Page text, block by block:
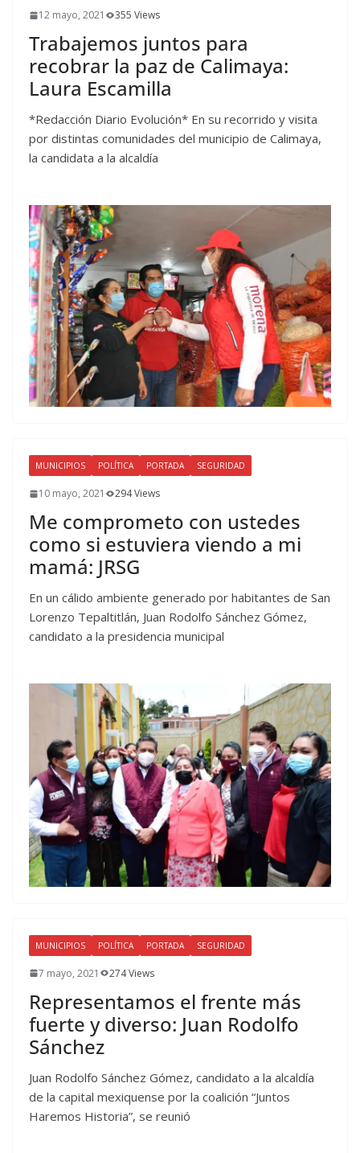
12 mayo, 2021 355 Views
Trabajemos juntos para
recobrar la paz de Calimaya:
Laura Escamilla
*Redacción Diario Evolución* En su recorrido y visita
por distintas comunidades del municipio de Calimaya,
la candidata a la alcaldía
MUNICIPIOS POLÍTICA PORTADA SEGURIDAD
10 mayo, 2021 294 Views
Me comprometo con ustedes
como si estuviera viendo a mi
mamá: JRSG
En un cálido ambiente generado por habitantes de San
Lorenzo Tepaltitlán, Juan Rodolfo Sánchez Gómez,
candidato a la presidencia municipal
MUNICIPIOS POLÍTICA PORTADA SEGURIDAD
7 mayo, 2021 274 Views
Representamos el frente más
fuerte y diverso: Juan Rodolfo
Sánchez
Juan Rodolfo Sánchez Gómez, candidato a la alcaldía
de la capital mexiquense por la coalición “Juntos
Haremos Historia”, se reunió